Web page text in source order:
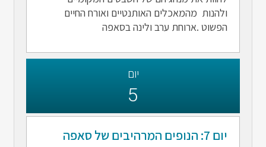
ולהנות מהמאכלים האותנטיים ואורח החיים
הפשוט .ארוחת ערב ולינה בסאפה
יום
5
יום 7: הנופים המרהיבים של סאפה